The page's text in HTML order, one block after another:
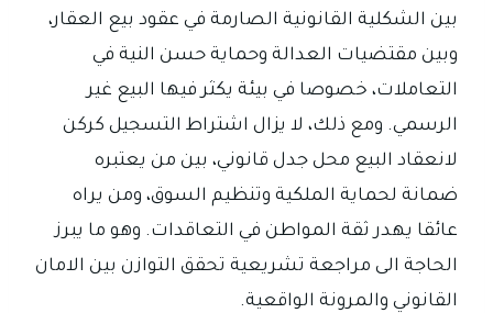
بين الشكلية القانونية الصارمة في عقود بيع العقار،
وبين مقتضيات العدالة وحماية حسن النية في
التعاملات، خصوصا في بيئة يكثر فيها البيع غير
الرسمي. ومع ذلك، لا يزال اشتراط التسجيل كركن
لانعقاد البيع محل جدل قانوني، بين من يعتبره
ضمانة لحماية الملكية وتنظيم السوق، ومن يراه
عائقا يهدر ثقة المواطن في التعاقدات. وهو ما يبرز
الحاجة الى مراجعة تشريعية تحقق التوازن بين الامان
القانوني والمرونة الواقعية.